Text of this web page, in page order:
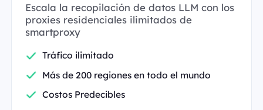
Escala la recopilación de datos LLM con los
proxies residenciales ilimitados de
smartproxy
Tráfico ilimitado
Más de 200 regiones en todo el mundo
Costos Predecibles